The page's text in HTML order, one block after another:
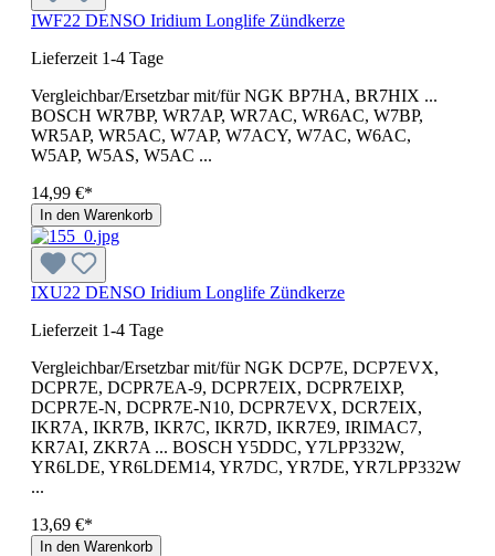
IWF22 DENSO Iridium Longlife Zündkerze
Lieferzeit 1-4 Tage
Vergleichbar/Ersetzbar mit/für NGK BP7HA, BR7HIX ...
BOSCH WR7BP, WR7AP, WR7AC, WR6AC, W7BP,
WR5AP, WR5AC, W7AP, W7ACY, W7AC, W6AC,
W5AP, W5AS, W5AC ...
14,99 €*
In den Warenkorb
IXU22 DENSO Iridium Longlife Zündkerze
Lieferzeit 1-4 Tage
Vergleichbar/Ersetzbar mit/für NGK DCP7E, DCP7EVX,
DCPR7E, DCPR7EA-9, DCPR7EIX, DCPR7EIXP,
DCPR7E-N, DCPR7E-N10, DCPR7EVX, DCR7EIX,
IKR7A, IKR7B, IKR7C, IKR7D, IKR7E9, IRIMAC7,
KR7AI, ZKR7A ... BOSCH Y5DDC, Y7LPP332W,
YR6LDE, YR6LDEM14, YR7DC, YR7DE, YR7LPP332W
...
13,69 €*
In den Warenkorb